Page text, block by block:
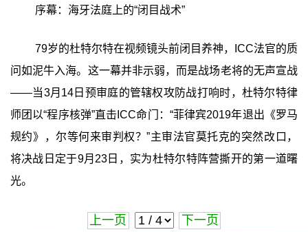
序幕：海牙法庭上的“闭目战术”
79岁的杜特尔特在视频镜头前闭目养神，ICC法官的质
问如泥牛入海。这一幕并非示弱，而是战场老将的无声宣战
——当3月14日预审庭的管辖权攻防战打响时，杜特尔特律
师团以“程序核弹”直击ICC命门：“菲律宾2019年退出《罗马
规约》，尔等何来审判权？”主审法官莫托克的突然改口，
将决战日定于9月23日，实为杜特尔特阵营撕开的第一道曙
光。
上一页 下一页